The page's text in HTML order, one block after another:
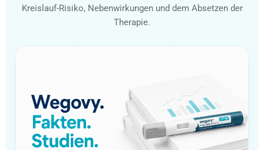
Kreislauf-Risiko, Nebenwirkungen und dem Absetzen der
Therapie.